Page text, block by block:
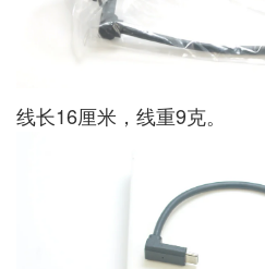
线长16厘米，线重9克。